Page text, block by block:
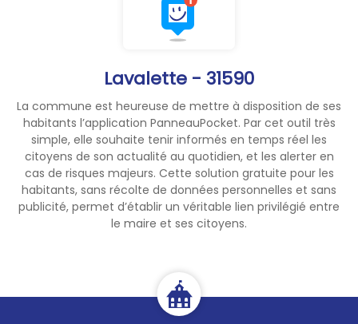
Lavalette - 31590
La commune est heureuse de mettre à disposition de ses
habitants l’application PanneauPocket. Par cet outil très
simple, elle souhaite tenir informés en temps réel les
citoyens de son actualité au quotidien, et les alerter en
cas de risques majeurs. Cette solution gratuite pour les
habitants, sans récolte de données personnelles et sans
publicité, permet d’établir un véritable lien privilégié entre
le maire et ses citoyens.
Tout départ d'incendie doit
etre signalé immédiatement